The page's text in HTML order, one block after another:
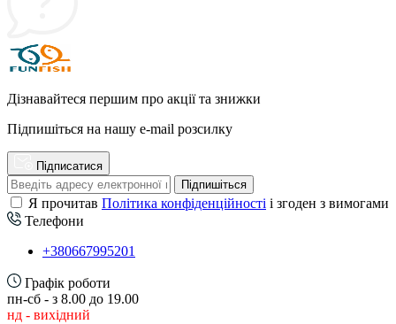
Дізнавайтеся першим про акції та знижки
Підпишіться на нашу e-mail розсилку
Підписатися
Підпишіться
Я прочитав Політика конфіденційності і згоден з вимогами
Телефони
+380667995201
Графік роботи
пн-сб - з 8.00 до 19.00
нд - вихідний